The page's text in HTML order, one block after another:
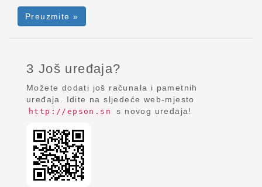
Preuzmite »
3 Još uređaja?
Možete dodati još računala i pametnih
uređaja. Idite na sljedeće web-mjesto
http://epson.sn s novog uređaja!